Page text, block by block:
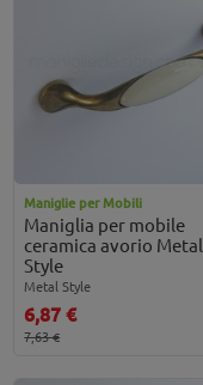
Maniglie per Mobili
Maniglia per mobile
ceramica avorio Metal
Style
Metal Style
6,87 €
7,63 €